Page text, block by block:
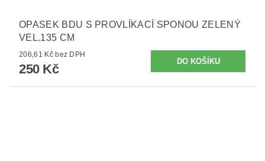
OPASEK BDU S PROVLÍKACÍ SPONOU ZELENÝ
VEL.135 CM
206,61 Kč bez DPH
250 Kč